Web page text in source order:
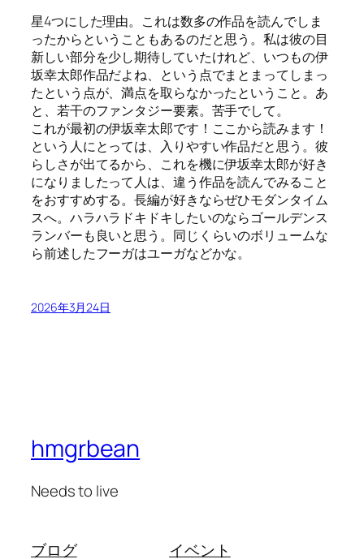
星4つにした理由。これは数多の作品を読んでしま
ったからということもあるのだと思う。私は彼の目
新しい部分を少し期待していたけれど、いつもの伊
坂幸太郎作品だよね、という点でまとまってしまっ
たという点が、満点を取らなかったということ。あ
と、若干のファンタジー要素。苦手でして。
これが最初の伊坂幸太郎です！ここから読みます！
という人にとっては、入りやすい作品だと思う。彼
らしさが出てるから、これを機に伊坂幸太郎が好き
になりましたって人は、違う作品を読んでみること
をおすすめする。長編が好きならぜひモダンタイム
スへ。ハラハラドキドキしたいのならゴールデンス
ランバーも良いと思う。同じくらいのボリュームな
ら前述したフーガはユーガなどかな。
2026年3月24日
hmgrbean
Needs to live
ブログ イベント